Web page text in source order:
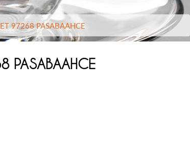
97268 PASABAAHCE
PASABAAHCE